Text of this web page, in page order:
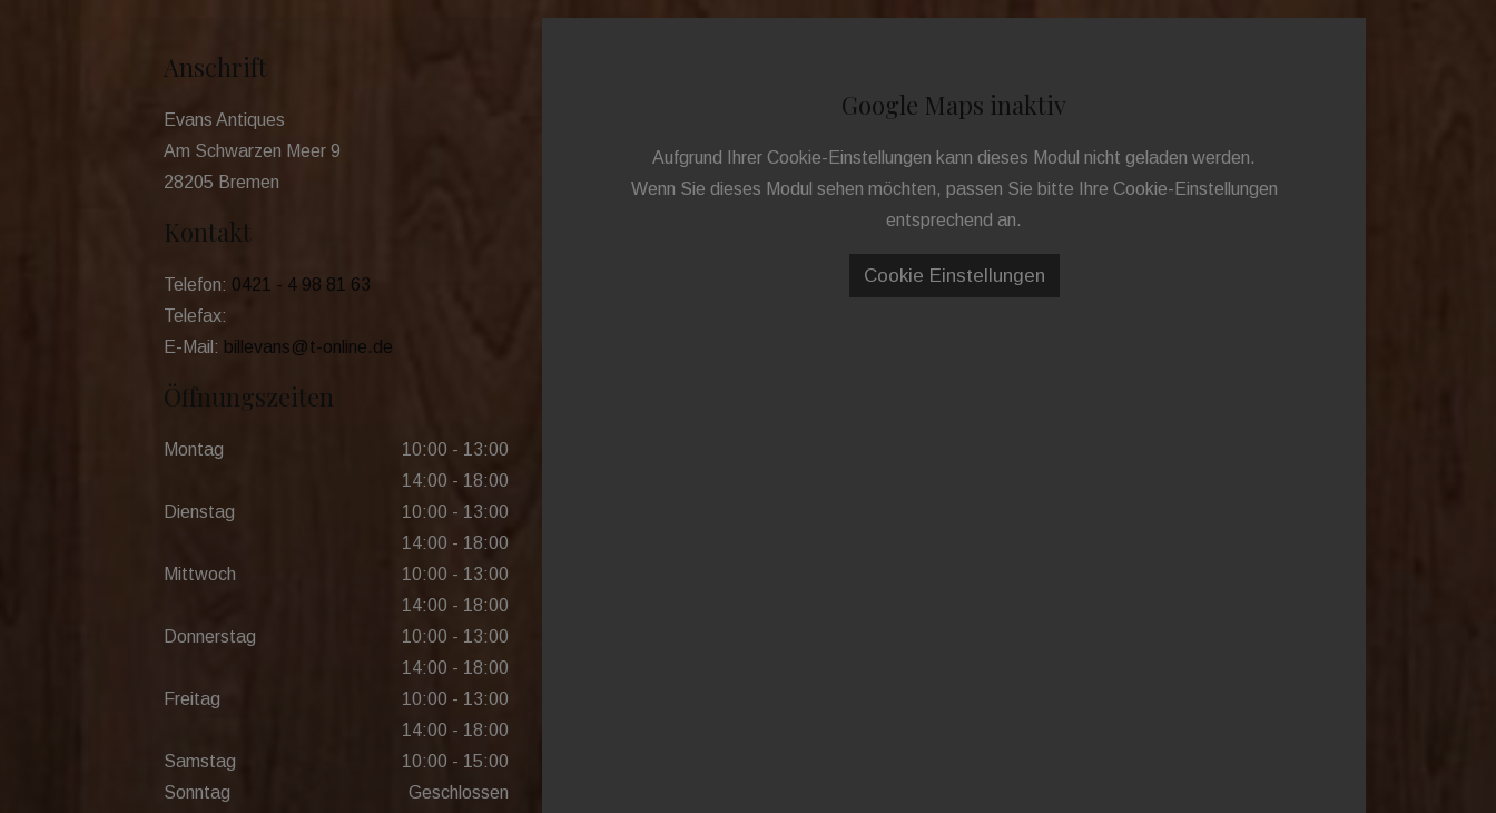
Anschrift
Evans Antiques
Am Schwarzen Meer 9
28205 Bremen
Kontakt
Telefon: 0421 - 4 98 81 63
Telefax:
E-Mail: billevans@t-online.de
Öffnungszeiten
Montag
10:00 - 13:00
14:00 - 18:00
Dienstag
10:00 - 13:00
14:00 - 18:00
Mittwoch
10:00 - 13:00
14:00 - 18:00
Donnerstag
10:00 - 13:00
14:00 - 18:00
Freitag
10:00 - 13:00
14:00 - 18:00
Samstag
10:00 - 15:00
Sonntag
Geschlossen
Google Maps inaktiv
Aufgrund Ihrer Cookie-Einstellungen kann dieses Modul nicht geladen werden.
Wenn Sie dieses Modul sehen möchten, passen Sie bitte Ihre Cookie-Einstellungen
entsprechend an.
Cookie Einstellungen